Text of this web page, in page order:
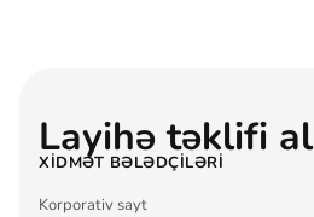
XIDMƏT BƏLƏDÇILƏRI
Korporativ sayt
Layihə təklifi al